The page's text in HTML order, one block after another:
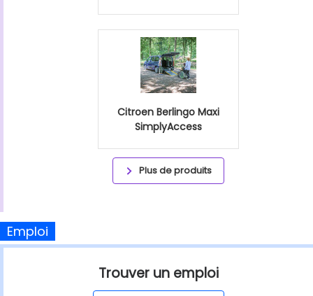
Citroen Berlingo Maxi
SimplyAccess
Plus de produits
Emploi
Trouver un emploi